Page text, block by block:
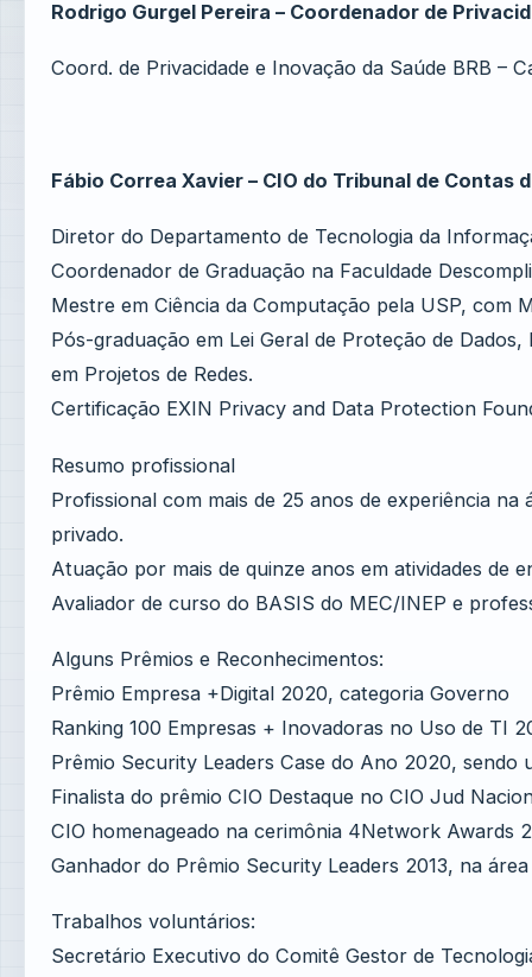
Rodrigo Gurgel Pereira – Coordenador de
Coord. de Privacidade e Inovação da Saúde BRB –
Fábio Correa Xavier – CIO do Tribunal de Contas
Diretor do Departamento de Tecnologia da
Coordenador de Graduação na Faculdade
Mestre em Ciência da Computação pela USP, com
Pós-graduação em Lei Geral de Proteção de
em Projetos de Redes.
Certificação EXIN Privacy and Data Protection
Resumo profissional
Profissional com mais de 25 anos de experiência
privado.
Atuação por mais de quinze anos em atividades de
Avaliador de curso do BASIS do MEC/INEP e
Alguns Prêmios e Reconhecimentos:
Prêmio Empresa +Digital 2020, categoria Governo
Ranking 100 Empresas + Inovadoras no Uso de TI
Prêmio Security Leaders Case do Ano 2020, sendo
Finalista do prêmio CIO Destaque no CIO Jud
CIO homenageado na cerimônia 4Network Awards
Ganhador do Prêmio Security Leaders 2013, na
Trabalhos voluntários:
Secretário Executivo do Comitê Gestor de